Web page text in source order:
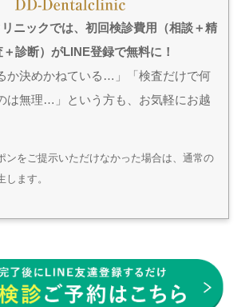
ニックでは、初回検診費用（相談＋精
診断）がLINE登録で無料に！
か決めかねている…」「検査だけで何
は無理…」という方も、お気軽にお越
ンをご提示いただけなかった場合は、通常の
ます。